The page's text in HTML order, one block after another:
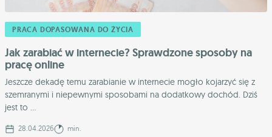
PRACA DOPASOWANA DO ŻYCIA
Jak zarabiać w internecie? Sprawdzone sposoby na
pracę online
Jeszcze dekadę temu zarabianie w internecie mogło kojarzyć się z
szemranymi i niepewnymi sposobami na dodatkowy dochód. Dziś
jest to ...
28.04.2026 min.